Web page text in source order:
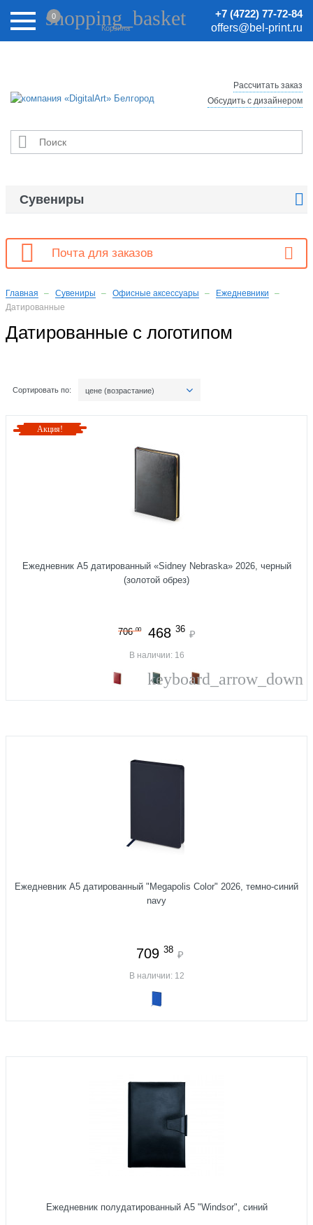
Внимание! Цены на сайте могут быть неактуальными.
Актуальные цены уточняйте у менеджеров.
+7 (4722) 77-72-84
offers@bel-print.ru
shopping_basket
Корзина
0

Рассчитать заказ
Обсудить с дизайнером
Сувениры 
 Почта для заказов
Главная Сувениры Офисные аксессуары
Ежедневники
Датированные
Датированные с логотипом
Сортировать по: цене (возрастание)
Акция!
Ежедневник А5 датированный «Sidney Nebraska» 2026, черный
(золотой обрез)
706 00 468 36 ₽
В наличии: 16
keyboard_arrow_down
Ежедневник А5 датированный "Megapolis Color" 2026, темно-синий
navy
709 38 ₽
В наличии: 12
Ежедневник полудатированный А5 "Windsor", синий